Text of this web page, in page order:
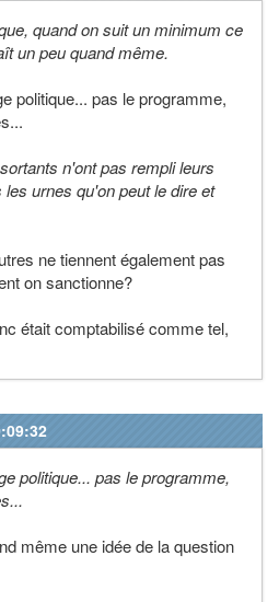
quand on suit un minimum ce
un peu quand même.
politique... pas le programme,
n'ont pas rempli leurs
urnes qu'on peut le dire et
ne tiennent également pas
on sanctionne?
était comptabilisé comme tel,
politique... pas le programme,
même une idée de la question